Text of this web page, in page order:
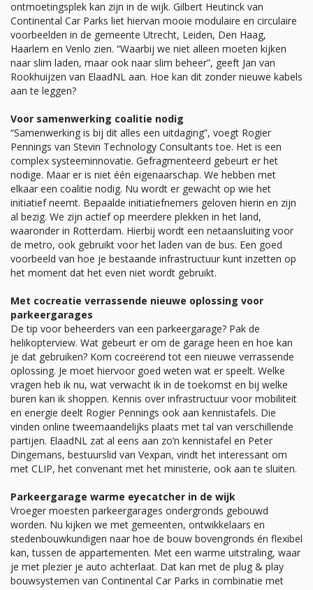
ontmoetingsplek kan zijn in de wijk. Gilbert Heutinck van
Continental Car Parks liet hiervan mooie modulaire en circulaire
voorbeelden in de gemeente Utrecht, Leiden, Den Haag,
Haarlem en Venlo zien. “Waarbij we niet alleen moeten kijken
naar slim laden, maar ook naar slim beheer”, geeft Jan van
Rookhuijzen van ElaadNL aan. Hoe kan dit zonder nieuwe kabels
aan te leggen?
Voor samenwerking coalitie nodig
“Samenwerking is bij dit alles een uitdaging”, voegt Rogier
Pennings van Stevin Technology Consultants toe. Het is een
complex systeeminnovatie. Gefragmenteerd gebeurt er het
nodige. Maar er is niet één eigenaarschap. We hebben met
elkaar een coalitie nodig. Nu wordt er gewacht op wie het
initiatief neemt. Bepaalde initiatiefnemers geloven hierin en zijn
al bezig. We zijn actief op meerdere plekken in het land,
waaronder in Rotterdam. Hierbij wordt een netaansluiting voor
de metro, ook gebruikt voor het laden van de bus. Een goed
voorbeeld van hoe je bestaande infrastructuur kunt inzetten op
het moment dat het even niet wordt gebruikt.
Met cocreatie verrassende nieuwe oplossing voor
parkeergarages
De tip voor beheerders van een parkeergarage? Pak de
helikopterview. Wat gebeurt er om de garage heen en hoe kan
je dat gebruiken? Kom cocreërend tot een nieuwe verrassende
oplossing. Je moet hiervoor goed weten wat er speelt. Welke
vragen heb ik nu, wat verwacht ik in de toekomst en bij welke
buren kan ik shoppen. Kennis over infrastructuur voor mobiliteit
en energie deelt Rogier Pennings ook aan kennistafels. Die
vinden online tweemaandelijks plaats met tal van verschillende
partijen. ElaadNL zat al eens aan zo’n kennistafel en Peter
Dingemans, bestuurslid van Vexpan, vindt het interessant om
met CLIP, het convenant met het ministerie, ook aan te sluiten.
Parkeergarage warme eyecatcher in de wijk
Vroeger moesten parkeergarages ondergronds gebouwd
worden. Nu kijken we met gemeenten, ontwikkelaars en
stedenbouwkundigen naar hoe de bouw bovengronds én flexibel
kan, tussen de appartementen. Met een warme uitstraling, waar
je met plezier je auto achterlaat. Dat kan met de plug & play
bouwsystemen van Continental Car Parks in combinatie met